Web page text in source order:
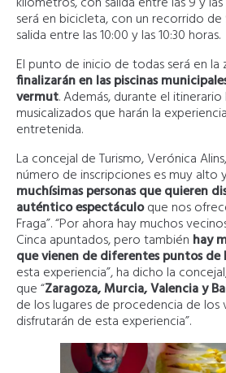
será en bicicleta, con un recorrido
salida entre las 10:00 y las 10:30 horas.
El punto de inicio de todas será en la
finalizarán en las piscinas
vermut. Además, durante el
musicalizados que harán la
entretenida.
La concejal de Turismo, Verónica
número de inscripciones es muy alto
muchísimas personas que quieren
auténtico espectáculoque nos
Fraga”. “Por ahora hay muchos
Cinca apuntados, pero también hay
que vienen de diferentes puntos de
esta experiencia”, ha dicho la
que “Zaragoza, Murcia, Valencia y
de los lugares de procedencia de los
disfrutarán de esta experiencia”.